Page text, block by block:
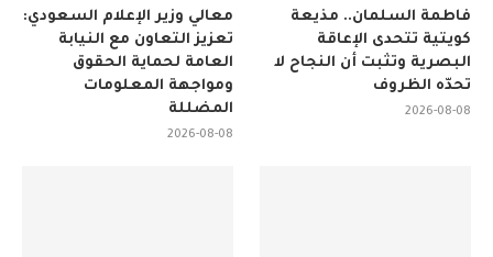
معالي وزير الإعلام السعودي:
تعزيز التعاون مع النيابة
العامة لحماية الحقوق
ومواجهة المعلومات
المضللة
2026-08-08
فاطمة السلمان.. مذيعة
كويتية تتحدى الإعاقة
البصرية وتثبت أن النجاح لا
تحدّه الظروف
2026-08-08